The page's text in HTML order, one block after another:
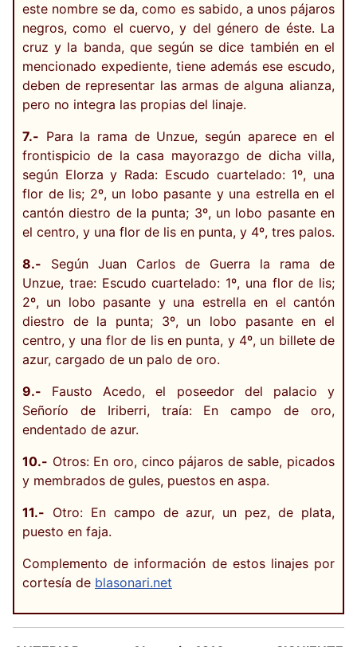
este nombre se da, como es sabido, a unos pájaros
negros, como el cuervo, y del género de éste. La
cruz y la banda, que según se dice también en el
mencionado expediente, tiene además ese escudo,
deben de representar las armas de alguna alianza,
pero no integra las propias del linaje.
7.- Para la rama de Unzue, según aparece en el
frontispicio de la casa mayorazgo de dicha villa,
según Elorza y Rada: Escudo cuartelado: 1º, una
flor de lis; 2º, un lobo pasante y una estrella en el
cantón diestro de la punta; 3º, un lobo pasante en
el centro, y una flor de lis en punta, y 4º, tres palos.
8.- Según Juan Carlos de Guerra la rama de
Unzue, trae: Escudo cuartelado: 1º, una flor de lis;
2º, un lobo pasante y una estrella en el cantón
diestro de la punta; 3º, un lobo pasante en el
centro, y una flor de lis en punta, y 4º, un billete de
azur, cargado de un palo de oro.
9.- Fausto Acedo, el poseedor del palacio y
Señorío de Iriberri, traía: En campo de oro,
endentado de azur.
10.- Otros: En oro, cinco pájaros de sable, picados
y membrados de gules, puestos en aspa.
11.- Otro: En campo de azur, un pez, de plata,
puesto en faja.
Complemento de información de estos linajes por
cortesía de blasonari.net